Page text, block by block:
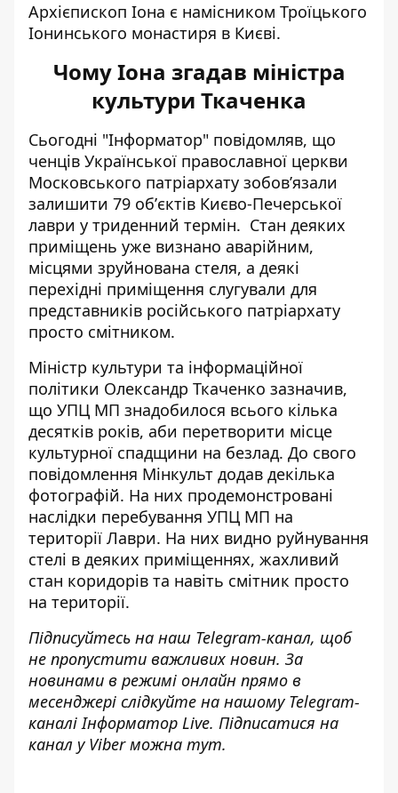
Архієпископ Іона є намісником Троїцького
Іонинського монастиря в Києві.
Чому Іона згадав міністра
культури Ткаченка
Сьогодні "Інформатор" повідомляв, що
ченців Української православної церкви
Московського патріархату зобовʼязали
залишити 79 обʼєктів Києво-Печерської
лаври у триденний термін. Стан деяких
приміщень уже визнано аварійним,
місцями зруйнована стеля, а деякі
перехідні приміщення слугували для
представників російського патріархату
просто смітником.
Міністр культури та інформаційної
політики Олександр Ткаченко зазначив,
що УПЦ МП знадобилося всього кілька
десятків років, аби перетворити місце
культурної спадщини на безлад. До свого
повідомлення Мінкульт додав декілька
фотографій. На них продемонстровані
наслідки перебування УПЦ МП на
території Лаври. На них видно руйнування
стелі в деяких приміщеннях, жахливий
стан коридорів та навіть смітник просто
на території.
Підписуйтесь на наш Telegram-канал, щоб
не пропустити важливих новин. За
новинами в режимі онлайн прямо в
месенджері слідкуйте на нашому Telegram-
каналіІнформатор Live. Підписатися на
канал у Viber можна тут.